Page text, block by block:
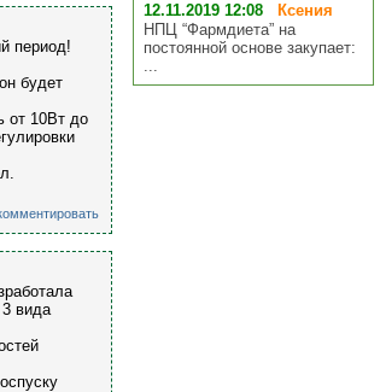
период!
будет
от 10Вт до
вида
12.11.2019 12:08
Ксения
НПЦ “Фармдиета” на
постоянной основе закупает:
...